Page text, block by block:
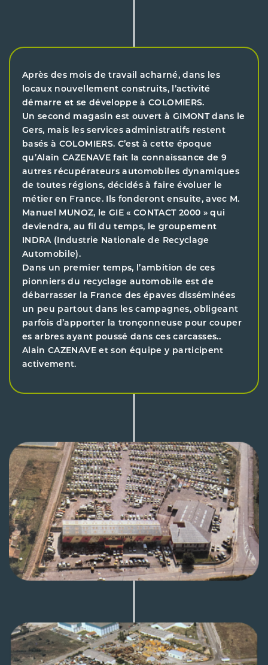
Après des mois de travail acharné, dans les
locaux nouvellement construits, l’activité
démarre et se développe à COLOMIERS.
Un second magasin est ouvert à GIMONT dans le
Gers, mais les services administratifs restent
basés à COLOMIERS. C’est à cette époque
qu’Alain CAZENAVE fait la connaissance de 9
autres récupérateurs automobiles dynamiques
de toutes régions, décidés à faire évoluer le
métier en France. Ils fonderont ensuite, avec M.
Manuel MUNOZ, le GIE « CONTACT 2000 » qui
deviendra, au fil du temps, le groupement
INDRA (Industrie Nationale de Recyclage
Automobile).
Dans un premier temps, l’ambition de ces
pionniers du recyclage automobile est de
débarrasser la France des épaves disséminées
un peu partout dans les campagnes, obligeant
parfois d’apporter la tronçonneuse pour couper
es arbres ayant poussé dans ces carcasses..
Alain CAZENAVE et son équipe y participent
activement.